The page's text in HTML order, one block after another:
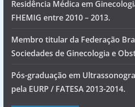
Residência Médica em
FHEMIG entre 2010 – 2013.
Membro titular da Federação
Sociedades de Ginecologia e
Pós-graduação em
pela EURP / FATESA 2013-2014.